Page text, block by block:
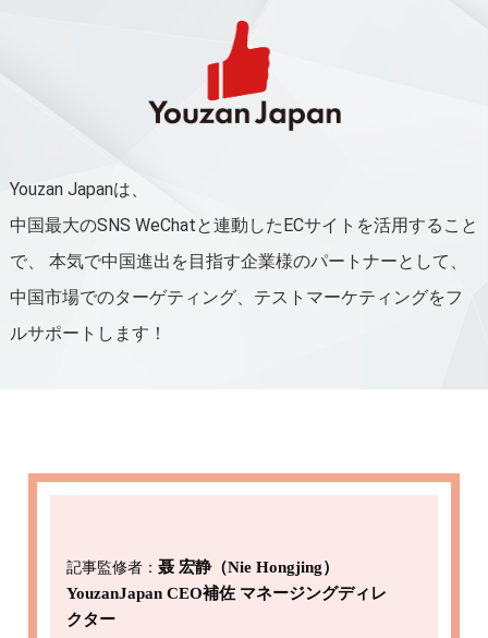
Youzan Japanは、
中国最大のSNS WeChatと連動したECサイトを活用すること
で、
本気で中国進出を目指す企業様のパートナーとして、
中国市場でのターゲティング、テストマーケティングをフ
ルサポートします！
記事監修者： 聂 宏静（Nie Hongjing）
YouzanJapan CEO補佐 マネージングディレ
クター